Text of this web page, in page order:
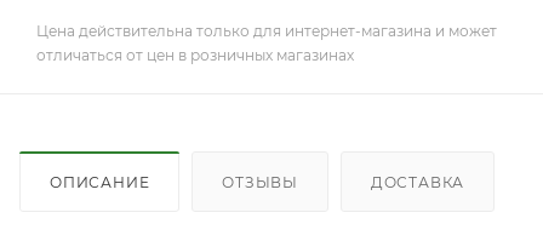
Цена действительна только для интернет-магазина и может
отличаться от цен в розничных магазинах
ОПИСАНИЕ ОТЗЫВЫ ДОСТАВКА